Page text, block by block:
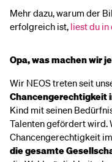
Mehr dazu, warum der
erfolgreich ist, liest du in
Opa, was machen wir
Wir NEOS treten seit
Chancengerechtigkeit
Kind mit seinen
Talenten gefördert wird.
Chancengerechtigkeit
die gesamte